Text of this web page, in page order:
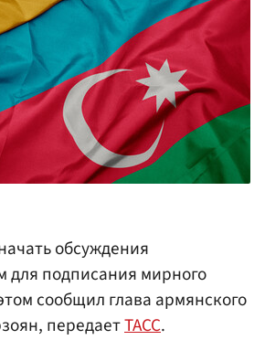
обсуждения
для подписания мирного
сообщил глава армянского
передаетТАСС.